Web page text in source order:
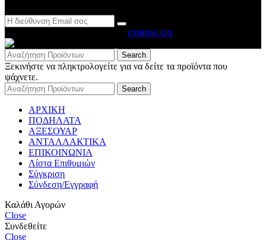
CODING.GR
Search
Ξεκινήστε να πληκτρολογείτε για να δείτε τα προϊόντα που
ψάχνετε.
Search
ΑΡΧΙΚΗ
ΠΟΔΗΛΑΤΑ
ΑΞΕΣΟΥΑΡ
ΑΝΤΑΛΛΑΚΤΙΚΑ
ΕΠΙΚΟΙΝΩΝΙΑ
Λίστα Επιθυμιών
Σύγκριση
Σύνδεση/Εγγραφή
Καλάθι Αγορών
Close
Συνδεθείτε
Close